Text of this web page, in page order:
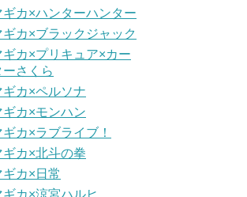
カ×ハンターハンター
カ×ブラックジャック
カ×プリキュア×カー
ーさくら
カ×ペルソナ
カ×モンハン
カ×ラブライブ！
カ×北斗の拳
カ×日常
カ×涼宮ハルヒ